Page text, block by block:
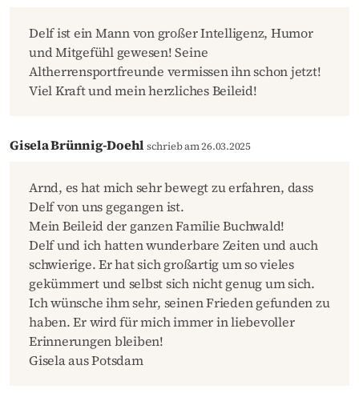
Delf ist ein Mann von großer Intelligenz, Humor
und Mitgefühl gewesen! Seine
Altherrensportfreunde vermissen ihn schon jetzt!
Viel Kraft und mein herzliches Beileid!
Gisela Brünnig-Doehl schrieb am 26.03.2025
Arnd, es hat mich sehr bewegt zu erfahren, dass
Delf von uns gegangen ist.
Mein Beileid der ganzen Familie Buchwald!
Delf und ich hatten wunderbare Zeiten und auch
schwierige. Er hat sich großartig um so vieles
gekümmert und selbst sich nicht genug um sich.
Ich wünsche ihm sehr, seinen Frieden gefunden zu
haben. Er wird für mich immer in liebevoller
Erinnerungen bleiben!
Gisela aus Potsdam